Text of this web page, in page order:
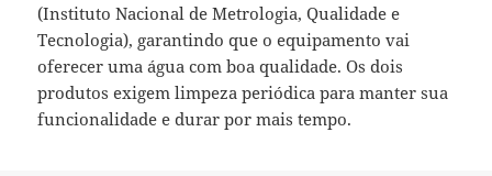
(Instituto Nacional de Metrologia, Qualidade e
Tecnologia), garantindo que o equipamento vai
oferecer uma água com boa qualidade. Os dois
produtos exigem limpeza periódica para manter sua
funcionalidade e durar por mais tempo.